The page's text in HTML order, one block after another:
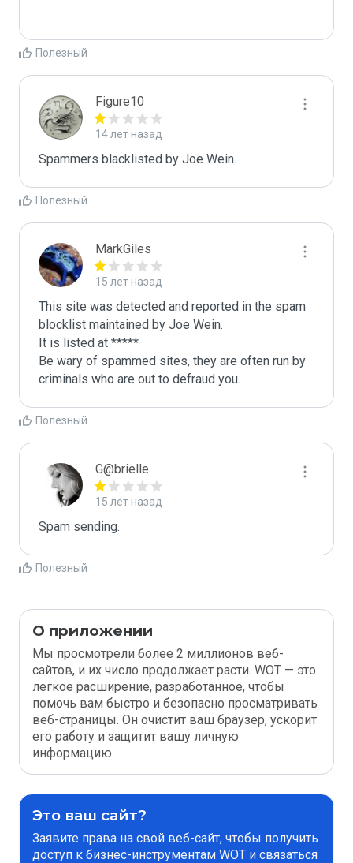
Полезный
Figure10
14 лет назад
Spammers blacklisted by Joe Wein.
Полезный
MarkGiles
15 лет назад
This site was detected and reported in the spam
blocklist maintained by Joe Wein.
It is listed at *****
Be wary of spammed sites, they are often run by
criminals who are out to defraud you.
Полезный
G@brielle
15 лет назад
Spam sending.
Полезный
О приложении
Мы просмотрели более 2 миллионов веб-
сайтов, и их число продолжает расти. WOT — это
легкое расширение, разработанное, чтобы
помочь вам быстро и безопасно просматривать
веб-страницы. Он очистит ваш браузер, ускорит
его работу и защитит вашу личную
информацию.
Это ваш сайт?
Заявите права на свой веб-сайт, чтобы получить
доступ к бизнес-инструментам WOT и связаться